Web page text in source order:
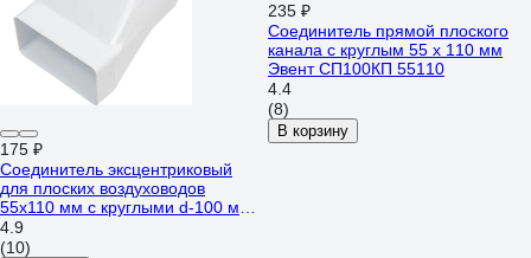
175 ₽
Соединитель эксцентриковый
для плоских воздуховодов
55х110 мм с круглыми d-100 мм
ORE 4607122242361
4.9
(10)
235 ₽
Соединитель прямой плоского
канала с круглым 55 х 110 мм
Эвент СП100КП 55110
4.4
(8)
В корзину